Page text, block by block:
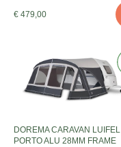
€ 479,00
DOREMA CARAVAN LUIFEL
PORTO ALU 28MM FRAME